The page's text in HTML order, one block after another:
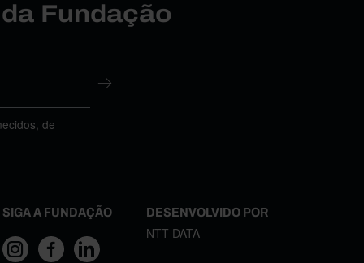
Fundação
de
SIGA A FUNDAÇÃO DESENVOLVIDO POR
NTT DATA